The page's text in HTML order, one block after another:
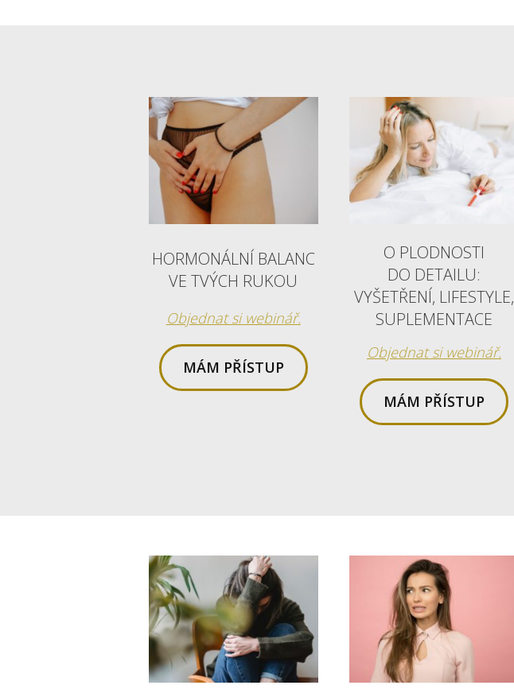
HORMONÁLNÍ BALANC
VE TVÝCH RUKOU
Objednat si webinář.
MÁM PŘÍSTUP
O PLODNOSTI
DO DETAILU:
VYŠETŘENÍ, LIFESTYLE,
SUPLEMENTACE
Objednat si webinář.
MÁM PŘÍSTUP